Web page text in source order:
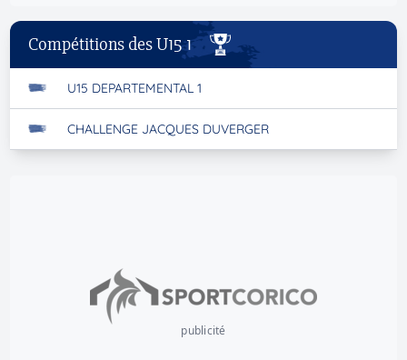
Compétitions des U15 1
U15 DEPARTEMENTAL 1
CHALLENGE JACQUES DUVERGER
publicité